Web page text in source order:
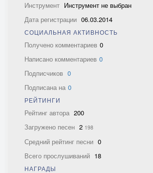
Инструмент Инструмент не выбран
Дата регистрации 06.03.2014
СОЦИАЛЬНАЯ АКТИВНОСТЬ
Получено комментариев 0
Написано комментариев 0
Подписчиков 0
Подписана на 0
РЕЙТИНГИ
Рейтинг автора 200
Загружено песен 2 198
Средний рейтинг песни 0
Всего прослушиваний 18
НАГРАДЫ